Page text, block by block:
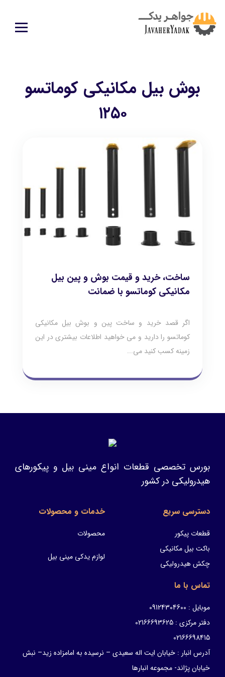
بوش بیل مکانیکی کوماتسو
۱۲۵۰
ساخت، خرید و قیمت بوش و پین بیل
مکانیکی کوماتسو با ضمانت
اگر قصد خرید و ساخت پین و بوش بیل مکانیکی
کوماتسو را دارید و می خواهید اطلاعات بیشتری در این
زمینه کسب کنید می...
بورس تخصصی قطعات انواع مینی بیل و پیکورهای
هیدرولیکی در کشور
دسترسی سریع
قطعات پیکور
باکت بیل مکانیکی
چکش هیدرولیکی
خدمات و محصولات
محصولات
لوازم یدکی مینی بیل
تماس با ما
موبایل : 09124304600
دفتر مرکزی : 02166693625
02166698415
آدرس انبار : خیابان ایت اله سعیدی – نرسیده به امامزاده زید– نبش
خیابان پژاند- مجموعه انبارها